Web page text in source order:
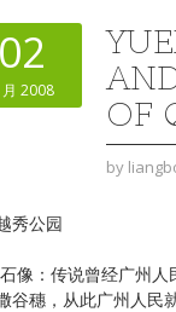
02
月 2008
OF
by
秀公园
像：传说曾经广州
谷穗，从此广州人民